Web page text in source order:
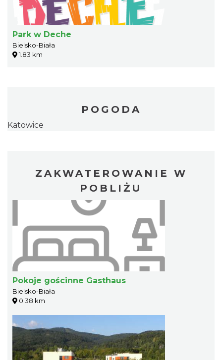
Park w Deche
Bielsko-Biała
1.83 km
POGODA
Katowice
ZAKWATEROWANIE W
POBLIŻU
Pokoje gościnne Gasthaus
Bielsko-Biała
0.38 km